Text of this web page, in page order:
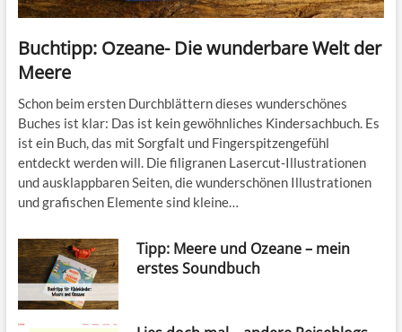
Buchtipp: Ozeane- Die wunderbare Welt der
Meere
Schon beim ersten Durchblättern dieses wunderschönes
Buches ist klar: Das ist kein gewöhnliches Kindersachbuch. Es
ist ein Buch, das mit Sorgfalt und Fingerspitzengefühl
entdeckt werden will. Die filigranen Lasercut-Illustrationen
und ausklappbaren Seiten, die wunderschönen Illustrationen
und grafischen Elemente sind kleine…
Tipp: Meere und Ozeane – mein
erstes Soundbuch